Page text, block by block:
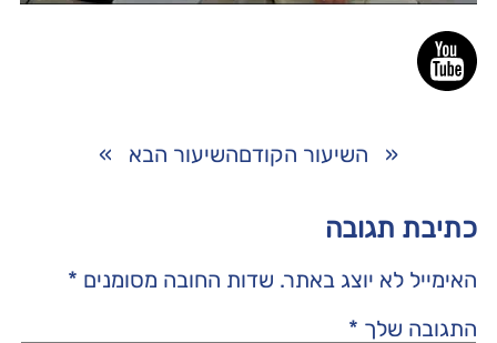
« השיעור הקודםהשיעור הבא »
כתיבת תגובה
האימייל לא יוצג באתר. שדות החובה מסומנים *
התגובה שלך *